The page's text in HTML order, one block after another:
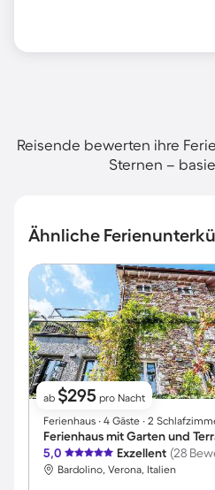
Reisende bewerten ihre
Sternen –
Ähnliche
ab $295 pro Nacht
Ferienhaus ∙ 4 Gäste ∙ 2
5,0
Exzellent (28
Bardolino, Verona, Italien